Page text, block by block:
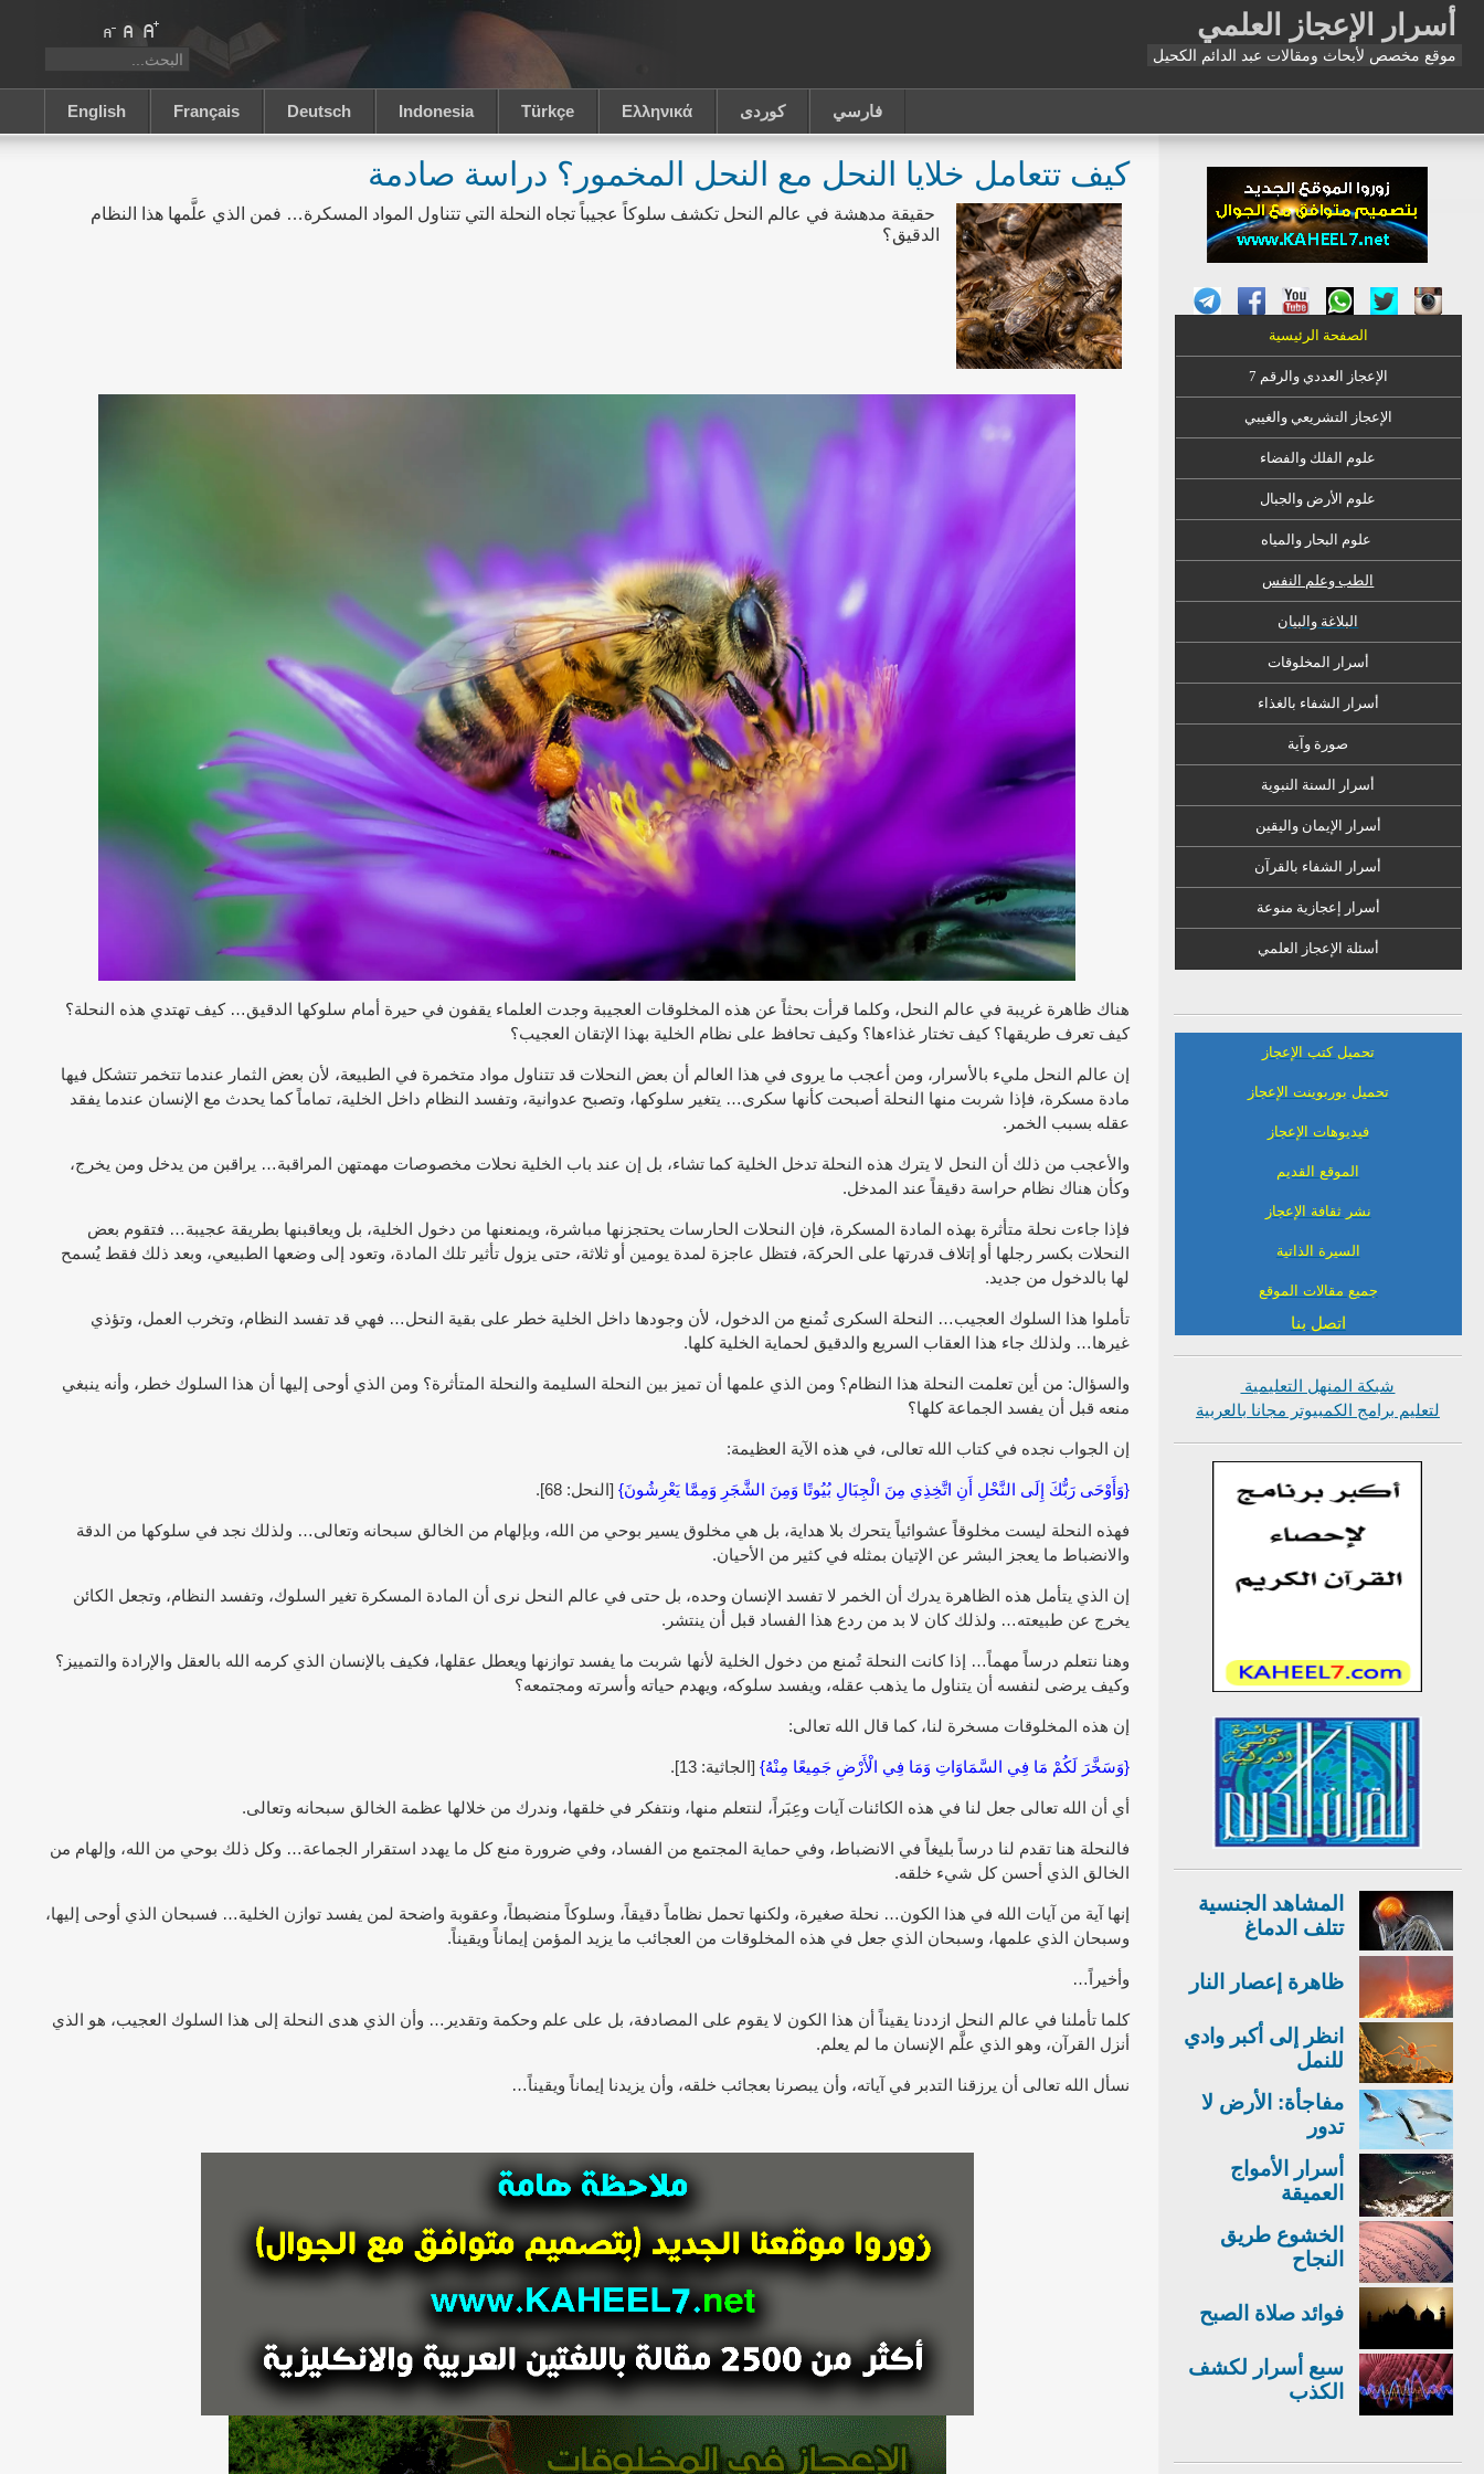
أسرار الإعجاز العلمي
موقع مخصص لأبحاث ومقالات عبد الدائم الكحيل
English Français Deutsch Indonesia Türkçe Ελληνικά كوردى فارسي
كيف تتعامل خلايا النحل مع النحل المخمور؟ دراسة صادمة
حقيقة مدهشة في عالم النحل تكشف سلوكاً عجيباً تجاه النحلة التي تتناول المواد المسكرة… فمن الذي علَّمها هذا النظام
الدقيق؟
هناك ظاهرة غريبة في عالم النحل، وكلما قرأت بحثاً عن هذه المخلوقات العجيبة وجدت العلماء يقفون في حيرة أمام سلوكها الدقيق… كيف تهتدي هذه النحلة؟
كيف تعرف طريقها؟ كيف تختار غذاءها؟ وكيف تحافظ على نظام الخلية بهذا الإتقان العجيب؟
إن عالم النحل مليء بالأسرار، ومن أعجب ما يروى في هذا العالم أن بعض النحلات قد تتناول مواد متخمرة في الطبيعة، لأن بعض الثمار عندما تتخمر تتشكل فيها
مادة مسكرة، فإذا شربت منها النحلة أصبحت كأنها سكرى… يتغير سلوكها، وتصبح عدوانية، وتفسد النظام داخل الخلية، تماماً كما يحدث مع الإنسان عندما يفقد
عقله بسبب الخمر.
والأعجب من ذلك أن النحل لا يترك هذه النحلة تدخل الخلية كما تشاء، بل إن عند باب الخلية نحلات مخصوصات مهمتهن المراقبة… يراقبن من يدخل ومن يخرج،
وكأن هناك نظام حراسة دقيقاً عند المدخل.
فإذا جاءت نحلة متأثرة بهذه المادة المسكرة، فإن النحلات الحارسات يحتجزنها مباشرة، ويمنعنها من دخول الخلية، بل ويعاقبنها بطريقة عجيبة… فتقوم بعض
النحلات بكسر رجلها أو إتلاف قدرتها على الحركة، فتظل عاجزة لمدة يومين أو ثلاثة، حتى يزول تأثير تلك المادة، وتعود إلى وضعها الطبيعي، وبعد ذلك فقط يُسمح
لها بالدخول من جديد.
تأملوا هذا السلوك العجيب… النحلة السكرى تُمنع من الدخول، لأن وجودها داخل الخلية خطر على بقية النحل… فهي قد تفسد النظام، وتخرب العمل، وتؤذي
غيرها… ولذلك جاء هذا العقاب السريع والدقيق لحماية الخلية كلها.
والسؤال: من أين تعلمت النحلة هذا النظام؟ ومن الذي علمها أن تميز بين النحلة السليمة والنحلة المتأثرة؟ ومن الذي أوحى إليها أن هذا السلوك خطر، وأنه ينبغي
منعه قبل أن يفسد الجماعة كلها؟
إن الجواب نجده في كتاب الله تعالى، في هذه الآية العظيمة:
{وَأَوْحَى رَبُّكَ إِلَى النَّحْلِ أَنِ اتَّخِذِي مِنَ الْجِبَالِ بُيُوتًا وَمِنَ الشَّجَرِ وَمِمَّا يَعْرِشُونَ}[النحل: 68].
فهذه النحلة ليست مخلوقاً عشوائياً يتحرك بلا هداية، بل هي مخلوق يسير بوحي من الله، وبإلهام من الخالق سبحانه وتعالى… ولذلك نجد في سلوكها من الدقة
والانضباط ما يعجز البشر عن الإتيان بمثله في كثير من الأحيان.
إن الذي يتأمل هذه الظاهرة يدرك أن الخمر لا تفسد الإنسان وحده، بل حتى في عالم النحل نرى أن المادة المسكرة تغير السلوك، وتفسد النظام، وتجعل الكائن
يخرج عن طبيعته… ولذلك كان لا بد من ردع هذا الفساد قبل أن ينتشر.
وهنا نتعلم درساً مهماً… إذا كانت النحلة تُمنع من دخول الخلية لأنها شربت ما يفسد توازنها ويعطل عقلها، فكيف بالإنسان الذي كرمه الله بالعقل والإرادة والتمييز؟
وكيف يرضى لنفسه أن يتناول ما يذهب عقله، ويفسد سلوكه، ويهدم حياته وأسرته ومجتمعه؟
إن هذه المخلوقات مسخرة لنا، كما قال الله تعالى:
{وَسَخَّرَ لَكُمْ مَا فِي السَّمَاوَاتِ وَمَا فِي الْأَرْضِ جَمِيعًا مِنْهُ}[الجاثية: 13].
أي أن الله تعالى جعل لنا في هذه الكائنات آيات وعِبَراً، لنتعلم منها، ونتفكر في خلقها، وندرك من خلالها عظمة الخالق سبحانه وتعالى.
فالنحلة هنا تقدم لنا درساً بليغاً في الانضباط، وفي حماية المجتمع من الفساد، وفي ضرورة منع كل ما يهدد استقرار الجماعة… وكل ذلك بوحي من الله، وإلهام من
الخالق الذي أحسن كل شيء خلقه.
إنها آية من آيات الله في هذا الكون… نحلة صغيرة، ولكنها تحمل نظاماً دقيقاً، وسلوكاً منضبطاً، وعقوبة واضحة لمن يفسد توازن الخلية… فسبحان الذي أوحى إليها،
وسبحان الذي علمها، وسبحان الذي جعل في هذه المخلوقات من العجائب ما يزيد المؤمن إيماناً ويقيناً.
وأخيراً…
كلما تأملنا في عالم النحل ازددنا يقيناً أن هذا الكون لا يقوم على المصادفة، بل على علم وحكمة وتقدير… وأن الذي هدى النحلة إلى هذا السلوك العجيب، هو الذي
أنزل القرآن، وهو الذي علَّم الإنسان ما لم يعلم.
نسأل الله تعالى أن يرزقنا التدبر في آياته، وأن يبصرنا بعجائب خلقه، وأن يزيدنا إيماناً ويقيناً…
الصفحة الرئيسية
الإعجاز العددي والرقم 7
الإعجاز التشريعي والغيبي
علوم الفلك والفضاء
علوم الأرض والجبال
علوم البحار والمياه
الطب وعلم النفس
البلاغة والبيان
أسرار المخلوقات
أسرار الشفاء بالغذاء
صورة وآية
أسرار السنة النبوية
أسرار الإيمان واليقين
أسرار الشفاء بالقرآن
أسرار إعجازية منوعة
أسئلة الإعجاز العلمي
تحميل كتب الإعجاز
تحميل بوربوينت الإعجاز
فيديوهات الإعجاز
الموقع القديم
نشر ثقافة الإعجاز
السيرة الذاتية
جميع مقالات الموقع
اتصل بنا
شبكة المنهل التعليمية
لتعليم برامج الكمبيوتر مجانا بالعربية
المشاهد الجنسية
تتلف الدماغ
ظاهرة إعصار النار
انظر إلى أكبر وادي
للنمل
مفاجأة: الأرض لا
تدور
أسرار الأمواج
العميقة
الخشوع طريق
النجاح
فوائد صلاة الصبح
سبع أسرار لكشف
الكذب